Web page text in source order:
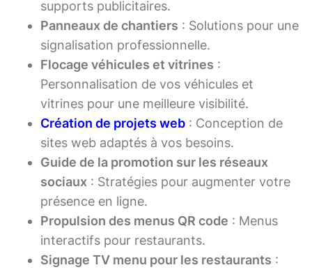
supports publicitaires.
Panneaux de chantiers : Solutions pour une
signalisation professionnelle.
Flocage véhicules et vitrines :
Personnalisation de vos véhicules et
vitrines pour une meilleure visibilité.
Création de projets web : Conception de
sites web adaptés à vos besoins.
Guide de la promotion sur les réseaux
sociaux : Stratégies pour augmenter votre
présence en ligne.
Propulsion des menus QR code : Menus
interactifs pour restaurants.
Signage TV menu pour les restaurants :